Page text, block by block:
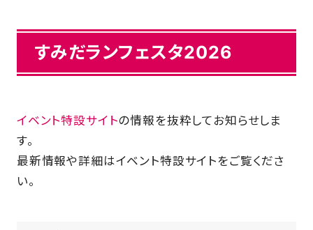
すみだランフェスタ2026
イベント特設サイトの情報を抜粋してお知らせしま
す。
最新情報や詳細はイベント特設サイトをご覧くださ
い。